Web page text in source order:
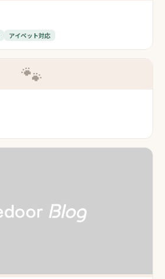
アイペット対応
🐾